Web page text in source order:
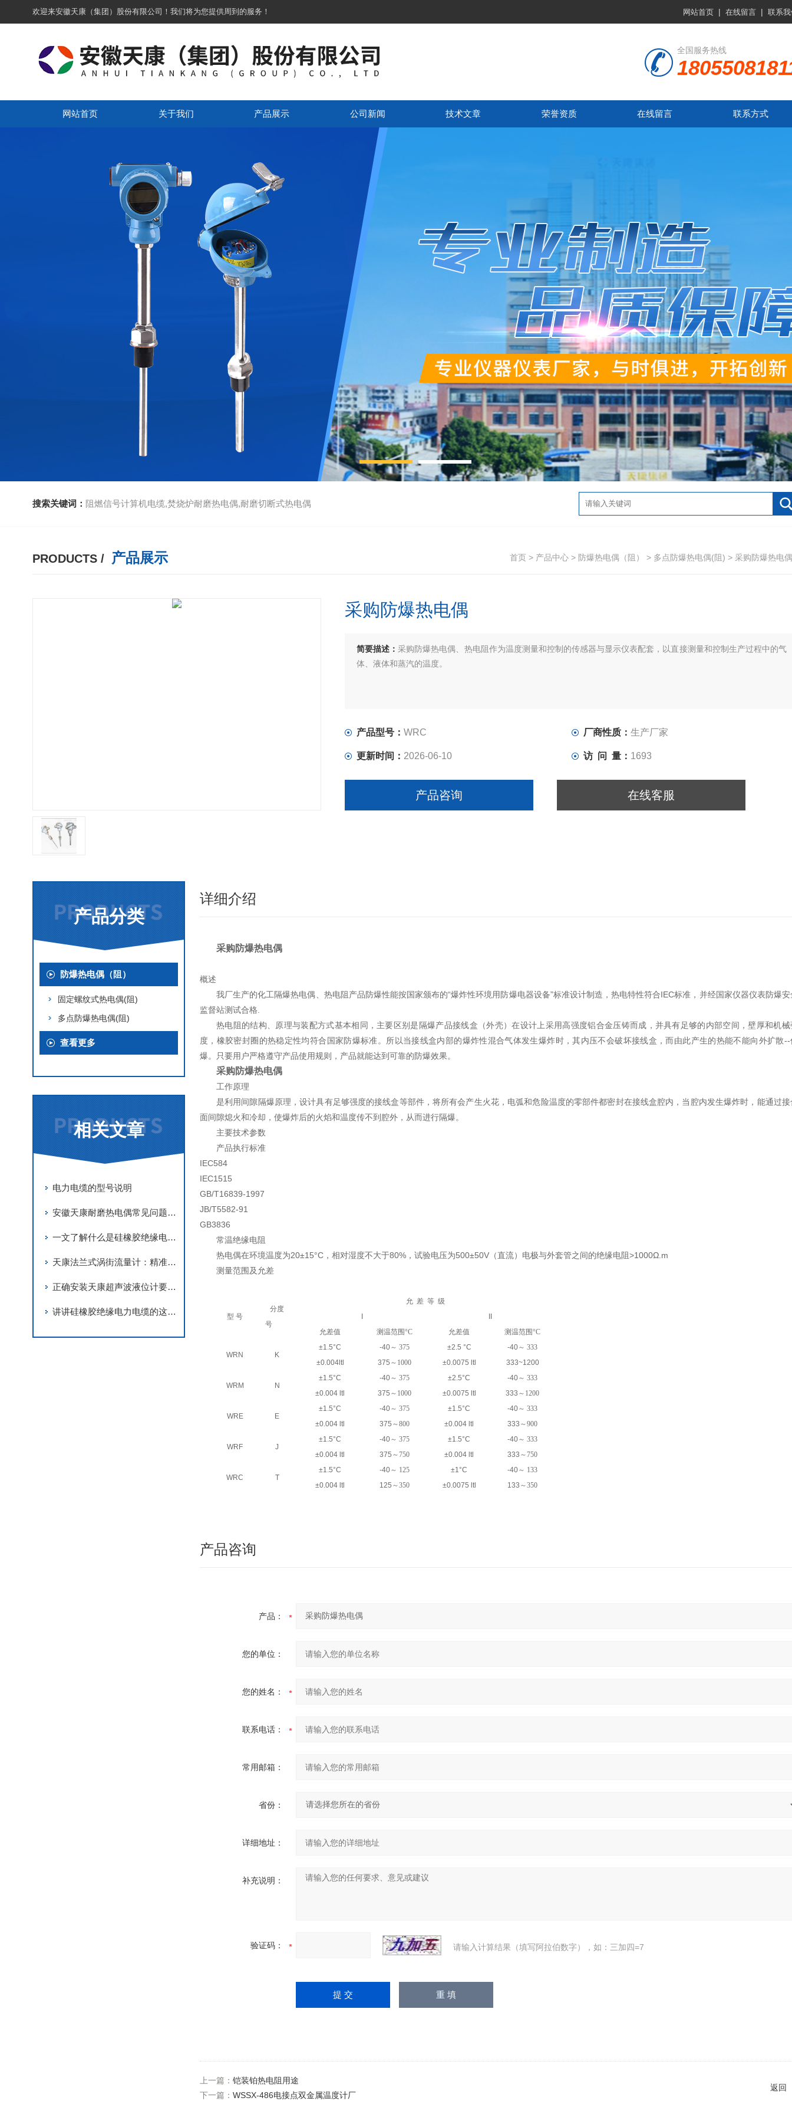
欢迎来安徽天康（集团）股份有限公司！我们将为您提供周到的服务！ 网站首页 | 在线留言 | 联系
全国服务热线
网站首页 关于我们 产品展示 公司新闻 技术文章 荣誉资质 在线留言 联系方式
搜索关键词： 阻燃信号计算机电缆,焚烧炉耐磨热电偶,耐磨切断式热电偶
PRODUCTS / 产品展示 首页 > 产品中心 > 防爆热电偶（阻） > 多点防爆热电偶(阻) > 采购防爆热电偶
采购防爆热电偶
简要描述： 采购防爆热电偶、热电阻作为温度测量和控制的传感器与显示仪表配套，以直接测量和控制生产过程中的气
体、液体和蒸汽的温度。
产品型号： WRC 厂商性质： 生产厂家
更新时间： 2026-06-10 访 问 量： 1693
产品咨询 在线客服
产品分类
防爆热电偶（阻）
固定螺纹式热电偶(阻)
多点防爆热电偶(阻)
查看更多
相关文章
电力电缆的型号说明
安徽天康耐磨热电偶常见问题及解决方案
一文了解什么是硅橡胶绝缘电力电缆
天康法兰式涡街流量计：精准测量，高效节能的优选方案
正确安装天康超声波液位计要做到的几个要求
讲讲硅橡胶绝缘电力电缆的这四个部分
详细介绍
采购防爆热电偶
概述
我厂生产的化工隔爆热电偶、热电阻产品防爆性能按国家颁布的“爆炸性环境用防爆电器设备”标准设计制造，热电特性符合IEC标准，并经国家仪器仪表防爆安
监督站测试合格.
热电阻的结构、原理与装配方式基本相同，主要区别是隔爆产品接线盒（外壳）在设计上采用高强度铝合金压铸而成，并具有足够的内部空间，壁厚和机械
度，橡胶密封圈的热稳定性均符合国家防爆标准。所以当接线盒内部的爆炸性混合气体发生爆炸时，其内压不会破坏接线盒，而由此产生的热能不能向外扩散--
爆。只要用户严格遵守产品使用规则，产品就能达到可靠的防爆效果。
采购防爆热电偶
工作原理
是利用间隙隔爆原理，设计具有足够强度的接线盒等部件，将所有会产生火花，电弧和危险温度的零部件都密封在接线盒腔内，当腔内发生爆炸时，能通过接
面间隙熄火和冷却，使爆炸后的火焰和温度传不到腔外，从而进行隔爆。
主要技术参数
产品执行标准
IEC584
IEC1515
GB/T16839-1997
JB/T5582-91
GB3836
常温绝缘电阻
热电偶在环境温度为20±15°C，相对湿度不大于80%，试验电压为500±50V（直流）电极与外套管之间的绝缘电阻>1000Ω.m
测量范围及允差
型 号
分度
号
允 差 等 级
允差值
测温范围°C 允差值 测温范围°C
WRN K
±1.5°C -40～ 375 ±2.5 °C -40～ 333
±0.004ltl
375 ～1000 ±0.0075 ltl 333~1200
WRM N
±1.5°C -40～ 375 ±2.5°C -40～ 333
±0.004 ltl
375 ～1000 ±0.0075 ltl 333 ～1200
WRE E
±1.5°C -40～ 375 ±1.5°C -40～ 333
±0.004 ltl
375 ～800 ±0.004 ltl 333 ～900
WRF J
±1.5°C -40～ 375 ±1.5°C -40～ 333
±0.004 ltl
375 ～750 ±0.004 ltl 333 ～750
WRC T
±1.5°C -40～ 125 ±1°C -40～ 133
±0.004 ltl
125 ～350 ±0.0075 ltl 133 ～350
产品咨询
产品：
您的单位：
您的姓名：
联系电话：
常用邮箱：
省份：
详细地址：
补充说明：
验证码： 请输入计算结果（填写阿拉伯数字），如：三加四=7
上一篇： 铠装铂热电阻用途
下一篇： WSSX-486电接点双金属温度计厂
返回